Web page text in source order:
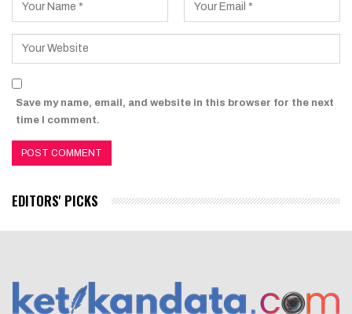
Save my name, email, and website in this browser for the next
time I comment.
EDITORS' PICKS